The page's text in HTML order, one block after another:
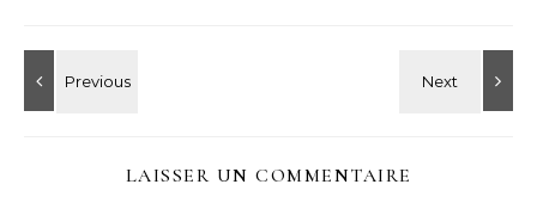
LAISSER UN COMMENTAIRE